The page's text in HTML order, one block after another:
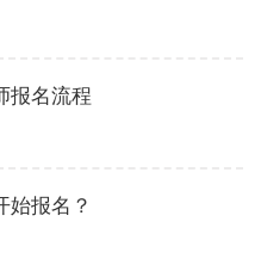
报名流程
始报名？